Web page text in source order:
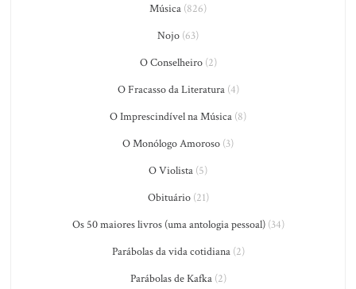
Música (826)
Nojo (63)
O Conselheiro(2)
O Fracasso da Literatura(4)
O Imprescindível na Música (8)
O Monólogo Amoroso (3)
O Violista (5)
Obituário(21)
Os 50 maiores livros (uma antologia pessoal)(34)
Parábolas da vida cotidiana(2)
Parábolas de Kafka(2)